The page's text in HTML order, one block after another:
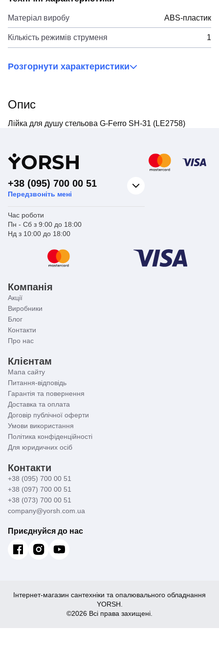
Матеріал виробу ABS-пластик
Кількість режимів струменя 1
Розгорнути характеристики
Опис
Лійка для душу стельова G-Ferro SH-31 (LE2758)
YORSH
+38 (095) 700 00 51
Передзвоніть мені
Час роботи
Пн - Сб з 9:00 до 18:00
Нд з 10:00 до 18:00
Компанія
Акції
Виробники
Блог
Контакти
Про нас
Клієнтам
Мапа сайту
Питання-відповідь
Гарантія та повернення
Доставка та оплата
Договір публічної оферти
Умови використання
Політика конфіденційності
Для юридичних осіб
Контакти
+38 (095) 700 00 51
+38 (097) 700 00 51
+38 (073) 700 00 51
company@yorsh.com.ua
Приєднуйся до нас
Інтернет-магазин сантехніки та опалювального обладнання
YORSH.
©2026 Всі права захищені.